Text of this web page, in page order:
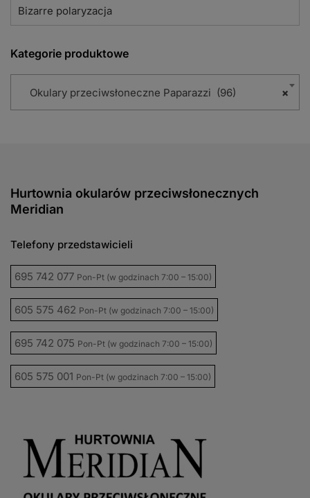
Bizarre polaryzacja
Kategorie produktowe
×
Okulary przeciwsłoneczne Paparazzi (96)
Hurtownia okularów przeciwsłonecznych
Meridian
Telefony przedstawicieli
695 742 077 Pon-Pt (w godzinach 7:00 – 15:00)
605 575 462 Pon-Pt (w godzinach 7:00 – 15:00)
695 742 075 Pon-Pt (w godzinach 7:00 – 15:00)
605 575 001 Pon-Pt (w godzinach 7:00 – 15:00)